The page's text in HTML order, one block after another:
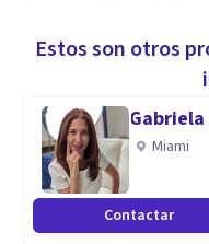
indagar de forma
claridad y orden podrás
las situaciones que te
contactar con todos tus
parte más vital.
Especialidad
Estos son otros
Miami
Contactar